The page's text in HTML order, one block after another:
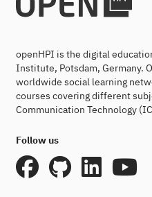
openHPI is the digital
Institute, Potsdam, Germany.
worldwide social learning
courses covering different
Communication Technology
Follow us